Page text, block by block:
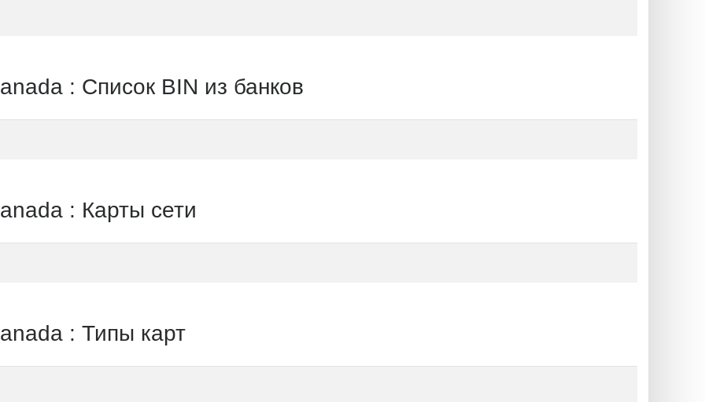
: Список BIN из банков
: Карты сети
: Типы карт